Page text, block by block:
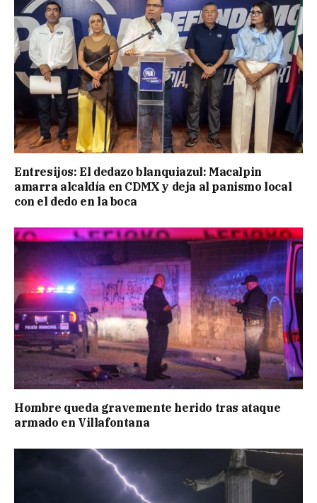
Entresijos: El dedazo blanquiazul: Macalpin
amarra alcaldía en CDMX y deja al panismo local
con el dedo en la boca
Hombre queda gravemente herido tras ataque
armado en Villafontana